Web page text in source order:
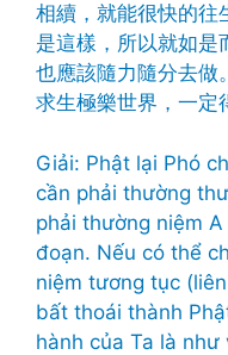
相續，就能很快的往
是這樣，所以就如是
也應該隨力隨分去做
求生極樂世界，一定
Giải: Phật lại Phó
cần phải thường
phải thường niệm
đoạn. Nếu có thể
niệm tương tục
bất thoái thành
hành của Ta là